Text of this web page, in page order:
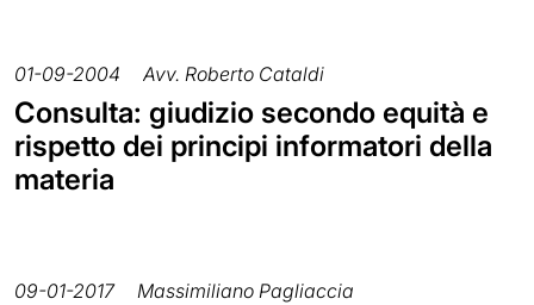
01-09-2004 Avv. Roberto Cataldi
Consulta: giudizio secondo equità e
rispetto dei principi informatori della
materia
09-01-2017 Massimiliano Pagliaccia